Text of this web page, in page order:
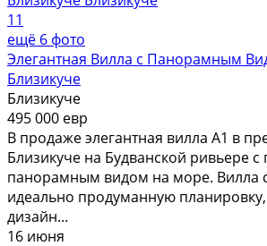
11
ещё 6 фото
Элегантная Вилла с Панорамным
Близикуче
Близикуче
495 000 евр
В продаже элегантная вилла А1 в
Близикуче на Будванской ривьере
панорамным видом на море. Вилла
идеально продуманную
дизайн...
16 июня